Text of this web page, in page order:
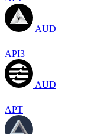
AUD
API3
AUD
APT